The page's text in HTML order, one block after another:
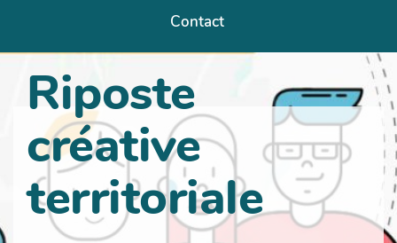
Contact
Riposte
créative
territoriale